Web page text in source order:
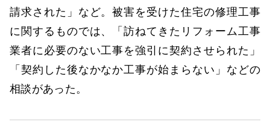
請求された」など。被害を受けた住宅の修理工事
に関するものでは、「訪ねてきたリフォーム工事
業者に必要のない工事を強引に契約させられた」
「契約した後なかなか工事が始まらない」などの
相談があった。